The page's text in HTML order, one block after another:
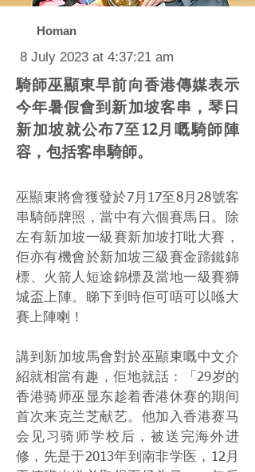
Homan
8 July 2023 at 4:37:21 am
騎師巫顯東早前向香港傳媒表示
今年暑假會到新加坡客串，琴日
新加坡就公布7至12月嘅騎師陣
容，包括客串騎師。
巫顯東將會獲發於7月17至8月28號客
串騎師牌照，當中有六個賽馬日。除
左有新加坡一級賽新加坡打吡大賽，
佢亦有機會於新加坡三級賽金蹄鐵錦
標、火箭人短途錦標及當地一級賽獅
城盃上陣。睇下到時佢可唔可以喺大
賽上陣喇！
講到新加坡馬會對於巫顯東嘅中文介
紹就相當有趣，佢地就話：「29岁的
香港骑师巫显东趁着香港休赛的期间
首次来克兰芝献艺。他加入香港赛马
会见习骑师学校后，被送完海外进
修，先是于2013年到南非学医，12月